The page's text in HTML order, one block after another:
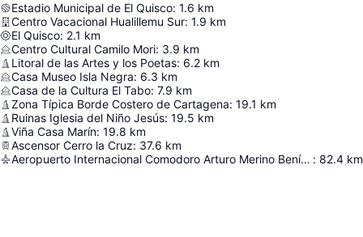
Estadio Municipal de El Quisco: 1.6 km
Centro Vacacional Hualillemu Sur: 1.9 km
El Quisco: 2.1 km
Centro Cultural Camilo Mori: 3.9 km
Litoral de las Artes y los Poetas: 6.2 km
Casa Museo Isla Negra: 6.3 km
Casa de la Cultura El Tabo: 7.9 km
Zona Típica Borde Costero de Cartagena: 19.1 km
Ruinas Iglesia del Niño Jesús: 19.5 km
Viña Casa Marín: 19.8 km
Ascensor Cerro la Cruz: 37.6 km
Aeropuerto Internacional Comodoro Arturo Merino Benítez : 82.4 km